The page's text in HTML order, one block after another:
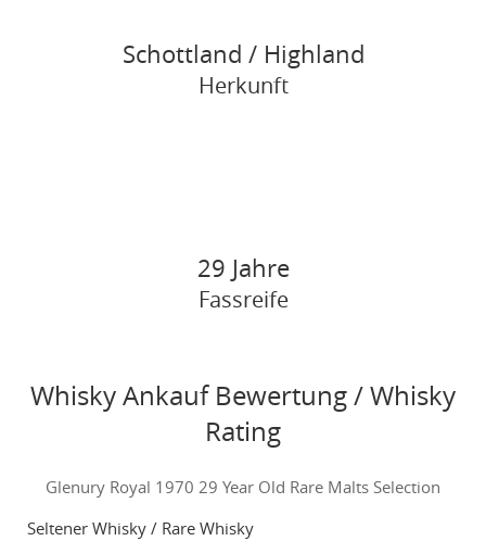
Schottland / Highland
Herkunft
29 Jahre
Fassreife
Whisky Ankauf Bewertung / Whisky
Rating
Glenury Royal 1970 29 Year Old Rare Malts Selection
Seltener Whisky / Rare Whisky